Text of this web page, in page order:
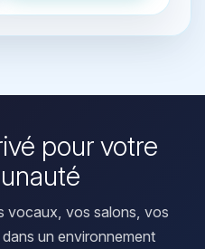
pour votre
vocaux, vos salons, vos
un environnement